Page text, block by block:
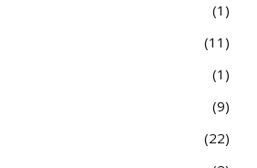
1
11
1
9
22